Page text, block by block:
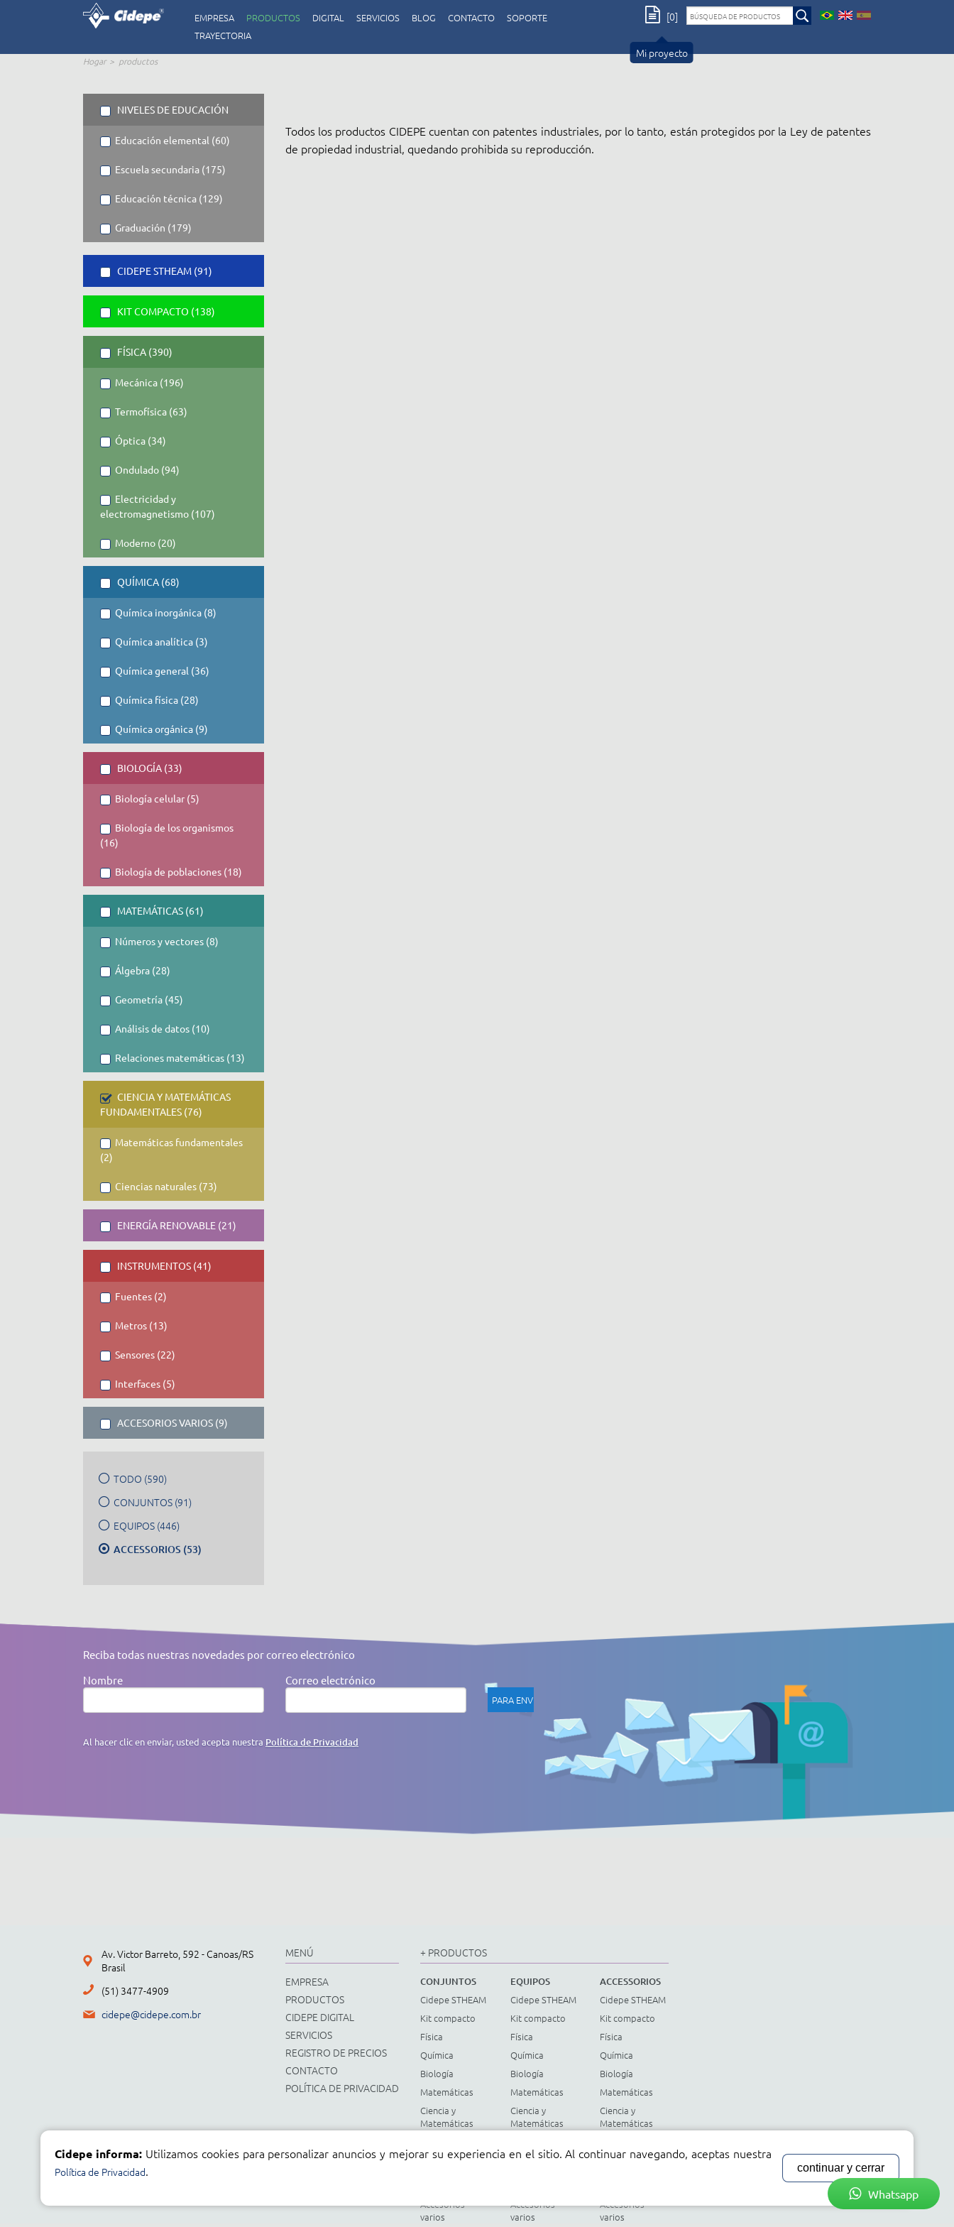
Whatsapp
EMPRESA PRODUCTOS DIGITAL SERVICIOS BLOG CONTACTO
SOPORTE
TRAYECTORIA
Mi proyecto
[0]
Hogar productos
NIVELES DE EDUCACIÓN
Educación elemental (60)
Escuela secundaria (175)
Educación técnica (129)
Graduación (179)
CIDEPE STHEAM (91)
KIT COMPACTO (138)
FÍSICA (390)
Mecánica (196)
Termofísica (63)
Óptica (34)
Ondulado (94)
Electricidad y
electromagnetismo (107)
Moderno (20)
QUÍMICA (68)
Química inorgánica (8)
Química analítica (3)
Química general (36)
Química física (28)
Química orgánica (9)
BIOLOGÍA (33)
Biología celular (5)
Biología de los organismos
(16)
Biología de poblaciones (18)
MATEMÁTICAS (61)
Números y vectores (8)
Álgebra (28)
Geometría (45)
Análisis de datos (10)
Relaciones matemáticas (13)
CIENCIA Y MATEMÁTICAS
FUNDAMENTALES (76)
Matemáticas fundamentales
(2)
Ciencias naturales (73)
ENERGÍA RENOVABLE (21)
INSTRUMENTOS (41)
Fuentes (2)
Metros (13)
Sensores (22)
Interfaces (5)
ACCESORIOS VARIOS (9)
TODO (590)
CONJUNTOS (91)
EQUIPOS (446)
ACCESSORIOS (53)
Todos los productos CIDEPE cuentan con patentes industriales, por lo tanto, están protegidos por la Ley de patentes
de propiedad industrial, quedando prohibida su reproducción.
Reciba todas nuestras novedades por correo electrónico
Nombre
Correo electrónico
Al hacer clic en enviar, usted acepta nuestra Política de Privacidad
Av. Victor Barreto, 592 - Canoas/RS
Brasil
(51) 3477-4909
cidepe@cidepe.com.br
MENÚ
EMPRESA
PRODUCTOS
CIDEPE DIGITAL
SERVICIOS
REGISTRO DE PRECIOS
CONTACTO
POLÍTICA DE PRIVACIDAD
+ PRODUCTOS
CONJUNTOS
Cidepe STHEAM
Kit compacto
Física
Química
Biología
Matemáticas
Ciencia y
Matemáticas
Energía
Accesorios
varios
EQUIPOS
Cidepe STHEAM
Kit compacto
Física
Química
Biología
Matemáticas
Ciencia y
Matemáticas
Energía
Accesorios
varios
ACCESSORIOS
Cidepe STHEAM
Kit compacto
Física
Química
Biología
Matemáticas
Ciencia y
Matemáticas
Energía
Accesorios
varios
Cidepe informa:Utilizamos cookies para personalizar anuncios y mejorar su experiencia en el sitio. Al continuar navegando, aceptas nuestra
Política de Privacidad. continuar y cerrar